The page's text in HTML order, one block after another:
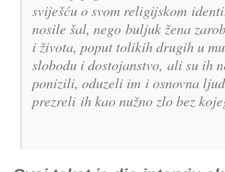
sviješću o svom religijskom
nosile šal, nego buljuk žena
i života, poput tolikih drugih u mu
slobodu i dostojanstvo, ali su ih
ponizili, oduzeli im i osnovna
prezreli ih kao nužno zlo bez